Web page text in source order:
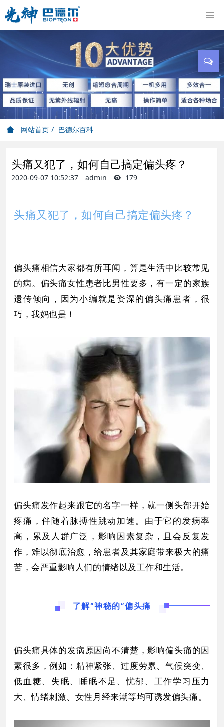
网站首页 巴德尔百科
头痛又犯了，如何自己搞定偏头疼？
2020-09-07 10:52:37 admin 179
头痛又犯了，如何自己搞定偏头疼？
偏头痛相信大家都有所耳闻，算是生活中比较常见
的病。偏头痛女性患者比男性要多，有一定的家族
遗传倾向，因为小编就是资深的偏头痛患者，很
巧，我妈也是！
偏头痛发作起来跟它的名字一样，就一侧头部开始
疼痛，伴随着脉搏性跳动加速。由于它的发病率
高，累及人群广泛，影响因素复杂，且会反复发
作，难以彻底治愈，给患者及其家庭带来极大的痛
苦，会严重影响人们的情绪以及工作和生活。
了解“神秘的”偏头痛
偏头痛具体的发病原因尚不清楚，影响偏头痛的因
素很多，例如：精神紧张、过度劳累、气候突变、
低血糖、失眠、睡眠不足、忧郁、工作学习压力
大、情绪刺激、女性月经来潮等均可诱发偏头痛。